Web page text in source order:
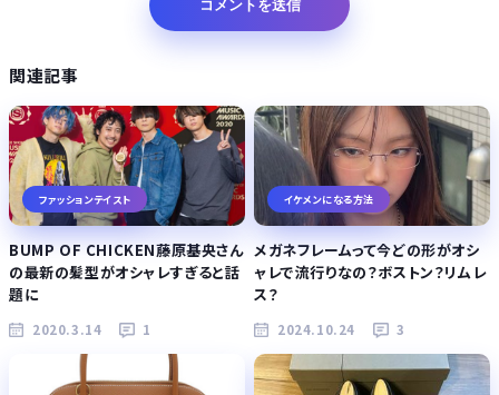
関連記事
ファッションテイスト
BUMP OF CHICKEN藤原基央さん
の最新の髪型がオシャレすぎると話
題に
2020.3.14 1
イケメンになる方法
メガネフレームって今どの形がオシ
ャレで流行りなの？ボストン？リムレ
ス？
2024.10.24 3